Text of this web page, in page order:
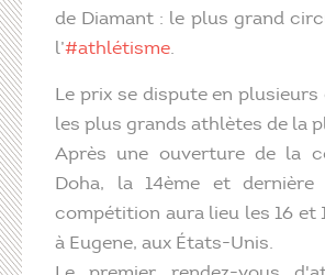
de Diamant : le plus grand
l’#athlétisme
Le prix se dispute en plusieurs
les plus grands athlètes de la
Après une ouverture de la
Doha, la 14ème et
compétition aura lieu les 16 et
à Eugene, aux États-Unis.